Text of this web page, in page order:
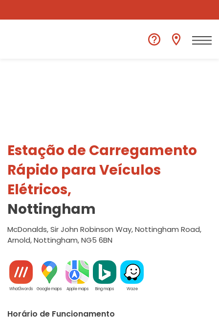
Estação de Carregamento
Rápido para Veículos
Elétricos,
Nottingham
McDonalds, Sir John Robinson Way, Nottingham Road,
Arnold, Nottingham, NG5 6BN
What3words Google maps Apple maps Bing maps Waze
Horário de Funcionamento